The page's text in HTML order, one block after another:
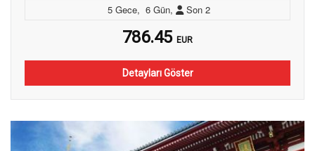
5 Gece, 6 Gün, Son 2
786.45 EUR
Detayları Göster